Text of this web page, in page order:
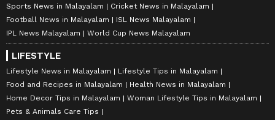
Sports News in Malayalam
Cricket News in Malayalam
Football News in Malayalam
ISL News Malayalam
IPL News Malayalam
World Cup News Malayalam
LIFESTYLE
Lifestyle News in Malayalam
Lifestyle Tips in Malayalam
Food and Recipes in Malayalam
Health News in Malayalam
Home Decor Tips in Malayalam
Woman Lifestyle Tips in Malayalam
Pets & Animals Care Tips